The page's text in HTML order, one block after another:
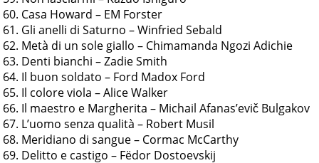
Casa Howard – EM Forster
Gli anelli di Saturno – Winfried Sebald
Metà di un sole giallo – Chimamanda Ngozi Adichie
Denti bianchi – Zadie Smith
Il buon soldato – Ford Madox Ford
Il colore viola – Alice Walker
Il maestro e Margherita – Michail Afanas’evič Bulgakov
L’uomo senza qualità – Robert Musil
Meridiano di sangue – Cormac McCarthy
Delitto e castigo – Fëdor Dostoevskij